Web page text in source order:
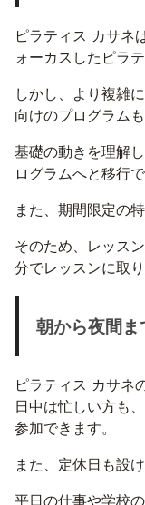
ピラティス カサネ
ォーカスしたピラ
しかし、より複雑
向けのプログラム
基礎の動きを理解
ログラムへと移行
また、期間限定の
そのため、レッス
分でレッスンに取
朝から夜間
ピラティス カサネ
日中は忙しい方も
参加できます。
また、定休日も設
平日の仕事や学校